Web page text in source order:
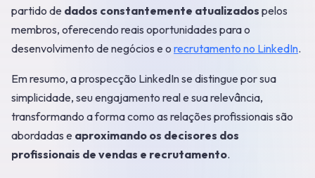
partido de dados constantemente atualizados pelos
membros, oferecendo reais oportunidades para o
desenvolvimento de negócios e o recrutamento no LinkedIn.
Em resumo, a prospecção LinkedIn se distingue por sua
simplicidade, seu engajamento real e sua relevância,
transformando a forma como as relações profissionais são
abordadas e aproximando os decisores dos
profissionais de vendas e recrutamento.